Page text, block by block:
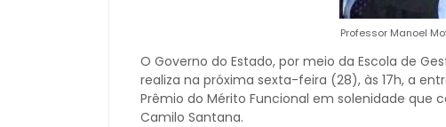
Professor Manoel
O Governo do Estado, por meio da Escola de
realiza na próxima sexta-feira (28), às 17h, a
Prêmio do Mérito Funcional em solenidade que
Camilo Santana.